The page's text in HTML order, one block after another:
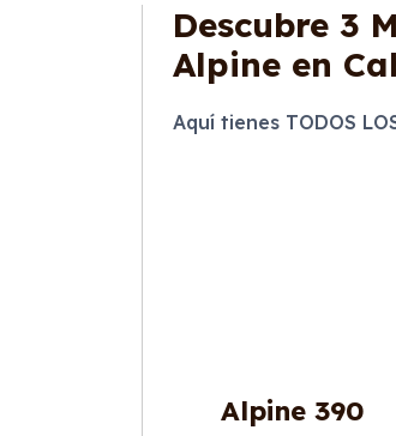
Descubre 3
Alpine en
Aquí tienes TODOS
Alpine 390